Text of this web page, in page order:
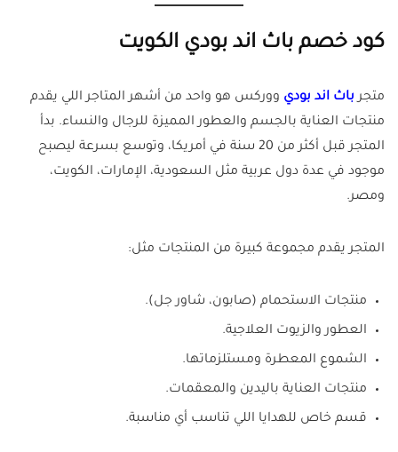
كود خصم باث اند بودي الكويت
متجرباث اند بودي ووركس هو واحد من أشهر المتاجر اللي يقدم
منتجات العناية بالجسم والعطور المميزة للرجال والنساء. بدأ
المتجر قبل أكثر من 20 سنة في أمريكا، وتوسع بسرعة ليصبح
موجود في عدة دول عربية مثل السعودية، الإمارات، الكويت،
ومصر.
المتجر يقدم مجموعة كبيرة من المنتجات مثل:
منتجات الاستحمام (صابون، شاور جل).
العطور والزيوت العلاجية.
الشموع المعطرة ومستلزماتها.
منتجات العناية باليدين والمعقمات.
قسم خاص للهدايا اللي تناسب أي مناسبة.